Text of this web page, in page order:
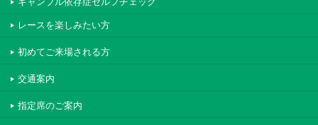
レースを楽しみたい方
初めてご来場される方
交通案内
指定席のご案内